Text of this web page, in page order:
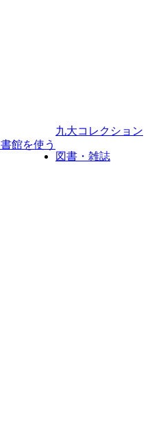
館を使う
九大コレクション
図書・雑誌